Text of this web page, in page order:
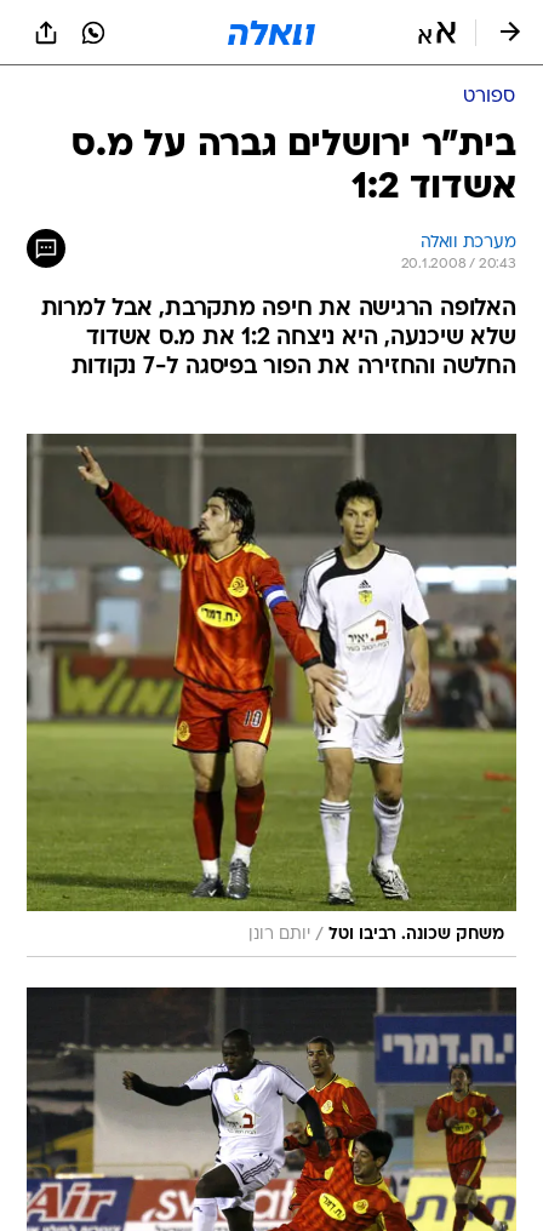
ספורט
בית"ר ירושלים גברה על מ.ס
אשדוד 1:2
מערכת וואלה
20.1.2008 / 20:43
האלופה הרגישה את חיפה מתקרבת, אבל למרות
שלא שיכנעה, היא ניצחה 1:2 את מ.ס אשדוד
החלשה והחזירה את הפור בפיסגה ל-7 נקודות
משחק שכונה. רביבו וטל / יותם רונן